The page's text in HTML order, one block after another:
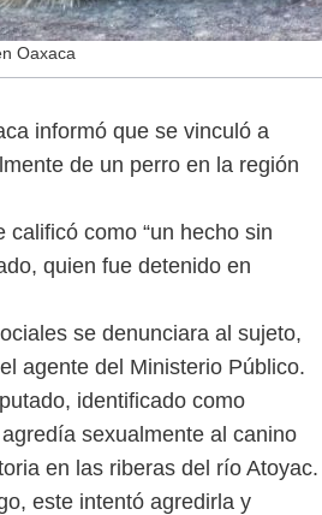
Oaxaca
informó que se vinculó a
de un perro en la región
como “un hecho sin
quien fue detenido en
se denunciara al sujeto,
agente del Ministerio Público.
identificado como
sexualmente al canino
en las riberas del río Atoyac.
este intentó agredirla y